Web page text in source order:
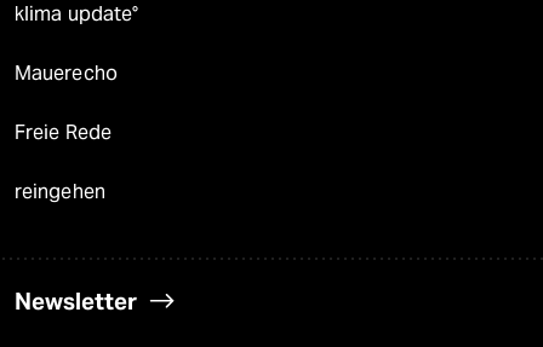
klima update°
Mauerecho
Freie Rede
reingehen
Newsletter